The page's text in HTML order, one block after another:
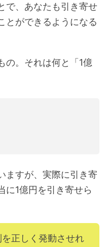
で、あなたも引き寄せ
とができるようになる
の。それは何と「1億
ますが、実際に引き寄
に1億円を引き寄せら
正しく発動させれ